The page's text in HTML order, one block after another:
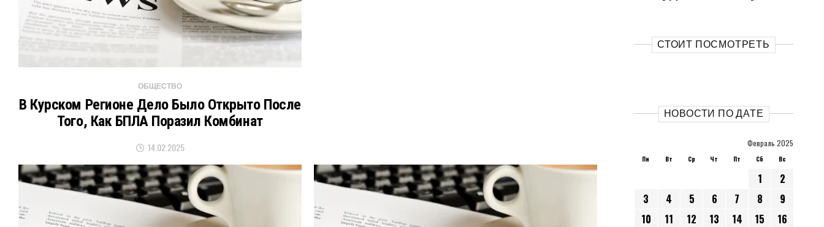
ОБЩЕСТВО
В Курском Регионе Дело Было Открыто После
Того, Как БПЛА Поразил Комбинат
14.02.2025
СТОИТ ПОСМОТРЕТЬ
НОВОСТИ ПО ДАТЕ
Февраль 2025
Пн Вт Ср Чт Пт Сб Вс
1
2
3
4 5 6 7 8
9
10
11 12 13 14 15
16